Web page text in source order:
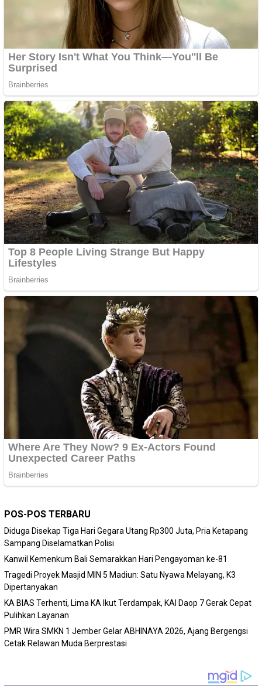
POS-POS TERBARU
Diduga Disekap Tiga Hari Gegara Utang Rp300 Juta, Pria Ketapang
Sampang Diselamatkan Polisi
Kanwil Kemenkum Bali Semarakkan Hari Pengayoman ke-81
Tragedi Proyek Masjid MIN 5 Madiun: Satu Nyawa Melayang, K3
Dipertanyakan
KA BIAS Terhenti, Lima KA Ikut Terdampak, KAI Daop 7 Gerak Cepat
Pulihkan Layanan
PMR Wira SMKN 1 Jember Gelar ABHINAYA 2026, Ajang Bergengsi
Cetak Relawan Muda Berprestasi